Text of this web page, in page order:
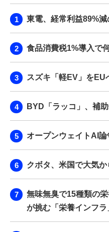
BPaaS
東電、経常利益89%減
食品消費税1%導入で
スズキ「軽EV」をEU
BYD「ラッコ」、補
オープンウェイトAI論
クボタ、米国で大気
無味無臭で15種類の
が挑む「栄養インフラ